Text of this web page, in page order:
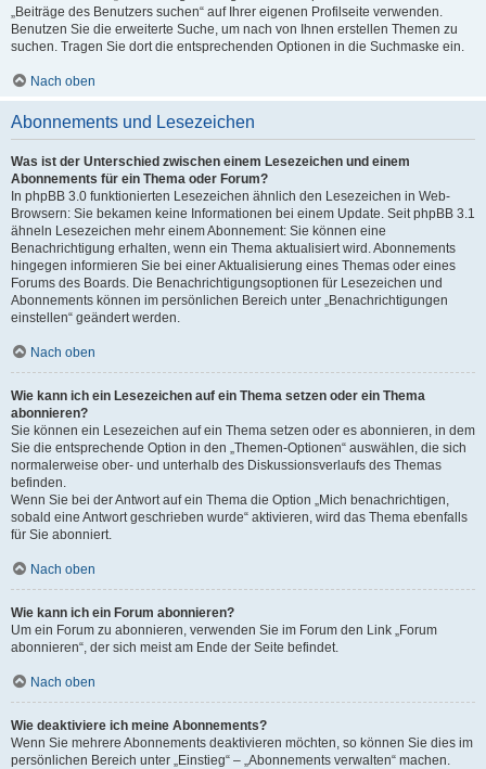
„Beiträge des Benutzers suchen“ auf Ihrer eigenen Profilseite verwenden.
Benutzen Sie die erweiterte Suche, um nach von Ihnen erstellen Themen zu
suchen. Tragen Sie dort die entsprechenden Optionen in die Suchmaske ein.
Nach oben
Abonnements und Lesezeichen
Was ist der Unterschied zwischen einem Lesezeichen und einem
Abonnements für ein Thema oder Forum?
In phpBB 3.0 funktionierten Lesezeichen ähnlich den Lesezeichen in Web-
Browsern: Sie bekamen keine Informationen bei einem Update. Seit phpBB 3.1
ähneln Lesezeichen mehr einem Abonnement: Sie können eine
Benachrichtigung erhalten, wenn ein Thema aktualisiert wird. Abonnements
hingegen informieren Sie bei einer Aktualisierung eines Themas oder eines
Forums des Boards. Die Benachrichtigungsoptionen für Lesezeichen und
Abonnements können im persönlichen Bereich unter „Benachrichtigungen
einstellen“ geändert werden.
Nach oben
Wie kann ich ein Lesezeichen auf ein Thema setzen oder ein Thema
abonnieren?
Sie können ein Lesezeichen auf ein Thema setzen oder es abonnieren, in dem
Sie die entsprechende Option in den „Themen-Optionen“ auswählen, die sich
normalerweise ober- und unterhalb des Diskussionsverlaufs des Themas
befinden.
Wenn Sie bei der Antwort auf ein Thema die Option „Mich benachrichtigen,
sobald eine Antwort geschrieben wurde“ aktivieren, wird das Thema ebenfalls
für Sie abonniert.
Nach oben
Wie kann ich ein Forum abonnieren?
Um ein Forum zu abonnieren, verwenden Sie im Forum den Link „Forum
abonnieren“, der sich meist am Ende der Seite befindet.
Nach oben
Wie deaktiviere ich meine Abonnements?
Wenn Sie mehrere Abonnements deaktivieren möchten, so können Sie dies im
persönlichen Bereich unter „Einstieg“ – „Abonnements verwalten“ machen.